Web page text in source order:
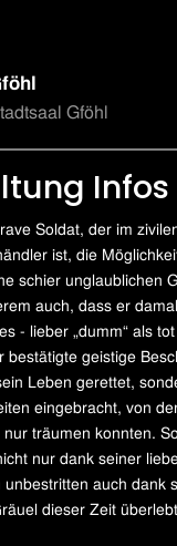
Gföhl
Infos
Soldat, der im
ist, die
schier unglaublichen
auch, dass er
- lieber „dumm“ als
bestätigte geistige
Leben gerettet,
eingebracht, von
nur träumen konnten.
nur dank seiner
auch dank
dieser Zeit